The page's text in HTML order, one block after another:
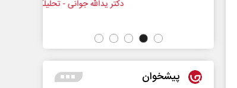
دکتر یدالله جوانی - تحلیلگر مسائل سیاسی
پیشخوان